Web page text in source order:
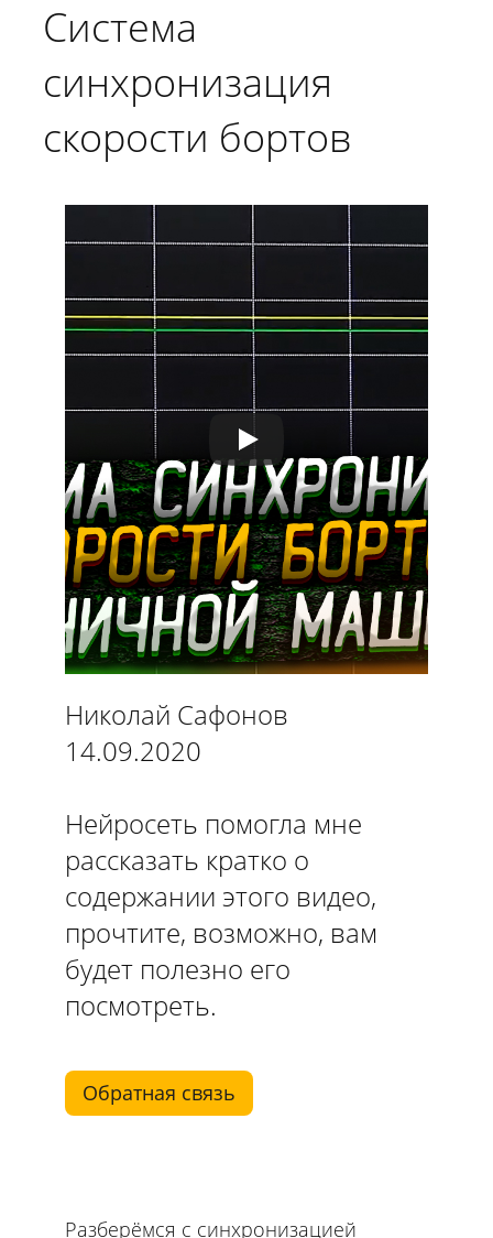
Система
синхронизация
скорости бортов
гусеничной машины
на базе Danfoss
PLUS+1
Николай Сафонов
14.09.2020
Нейросеть помогла мне
рассказать кратко о
содержании этого видео,
прочтите, возможно, вам
будет полезно его
посмотреть.
Обратная связь
Разберёмся с синхронизацией